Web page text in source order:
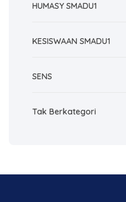
HUMASY SMADU1
KESISWAAN SMADU1
SENS
Tak Berkategori